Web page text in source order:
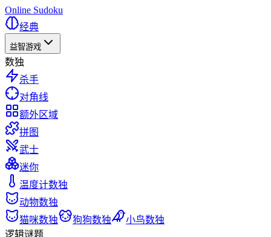
Online Sudoku
经典
益智游戏
数独
杀手
对角线
额外区域
拼图
武士
迷你
温度计数独
动物数独
猫咪数独
狗狗数独
小鸟数独
逻辑谜题